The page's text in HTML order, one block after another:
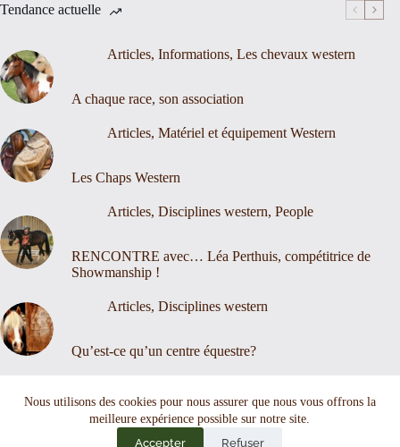
Nous utilisons des cookies pour nous assurer que nous vous offrons la
meilleure expérience possible sur notre site.
Accepter
Refuser
Tendance actuelle
Articles, Informations, Les chevaux western
A chaque race, son association
Articles, Matériel et équipement Western
Les Chaps Western
Articles, Disciplines western, People
RENCONTRE avec… Léa Perthuis, compétitrice de
Showmanship !
Articles, Disciplines western
Qu’est-ce qu’un centre équestre?
Nous contacter Mentions légales